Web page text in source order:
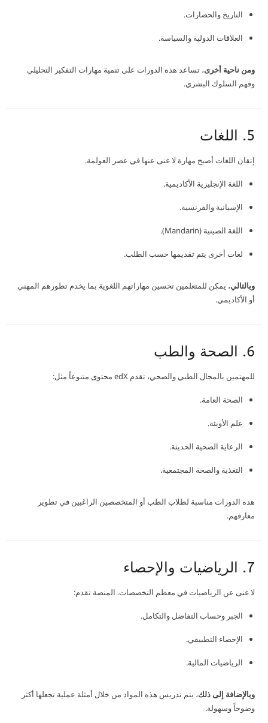
التاريخ والحضارات.
العلاقات الدولية والسياسة.
ومن ناحية أخرى، تساعد هذه الدورات على تنمية مهارات التفكير التحليلي
وفهم السلوك البشري.
5. اللغات
إتقان اللغات أصبح مهارة لا غنى عنها في عصر العولمة.
اللغة الإنجليزية الأكاديمية.
الإسبانية والفرنسية.
اللغة الصينية (Mandarin).
لغات أخرى يتم تقديمها حسب الطلب.
وبالتالي، يمكن للمتعلمين تحسين مهاراتهم اللغوية بما يخدم تطورهم المهني
أو الأكاديمي.
6. الصحة والطب
للمهتمين بالمجال الطبي والصحي، تقدم edX محتوى متنوعاً مثل:
الصحة العامة.
علم الأوبئة.
الرعاية الصحية الحديثة.
التغذية والصحة المجتمعية.
هذه الدورات مناسبة لطلاب الطب أو المتخصصين الراغبين في تطوير
معارفهم.
7. الرياضيات والإحصاء
لا غنى عن الرياضيات في معظم التخصصات. المنصة تقدم:
الجبر وحساب التفاضل والتكامل.
الإحصاء التطبيقي.
الرياضيات المالية.
وبالإضافة إلى ذلك، يتم تدريس هذه المواد من خلال أمثلة عملية تجعلها أكثر
وضوحاً وسهولة.